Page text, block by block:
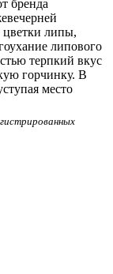
бренда
цветки липы,
липового
терпкий вкус
горчинку. В
место